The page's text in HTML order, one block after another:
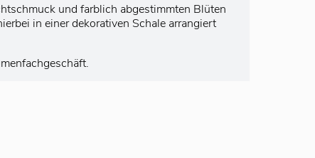
und farblich abgestimmten Blüten
in einer dekorativen Schale arrangiert